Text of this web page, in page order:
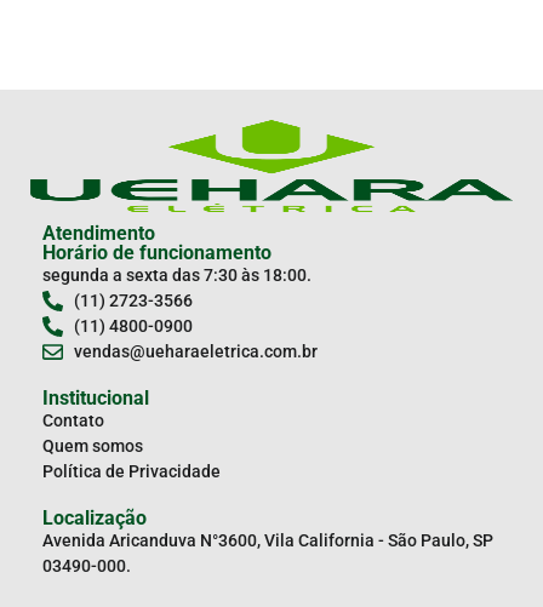
Atendimento
Horário de funcionamento
segunda a sexta das 7:30 às 18:00.
(11) 2723-3566
(11) 4800-0900
vendas@ueharaeletrica.com.br
Institucional
Contato
Quem somos
Política de Privacidade
Localização
Avenida Aricanduva N°3600, Vila California - São Paulo, SP
03490-000.